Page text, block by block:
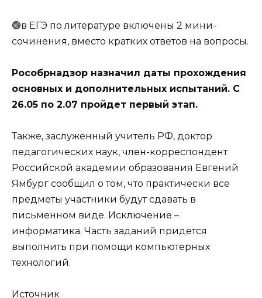
🟢в ЕГЭ по литературе включены 2 мини-
сочинения, вместо кратких ответов на вопросы.
Рособрнадзор назначил даты прохождения
основных и дополнительных испытаний. С
26.05 по 2.07 пройдет первый этап.
Также, заслуженный учитель РФ, доктор
педагогических наук, член-корреспондент
Российской академии образования Евгений
Ямбург сообщил о том, что практически все
предметы участники будут сдавать в
письменном виде. Исключение –
информатика. Часть заданий придется
выполнить при помощи компьютерных
технологий.
Источник